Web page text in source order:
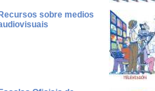
Recursos sobre medios